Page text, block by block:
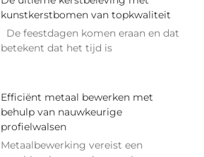
kunstkerstbomen van topkwaliteit
De feestdagen komen eraan en dat
betekent dat het tijd is
Efficiënt metaal bewerken met
behulp van nauwkeurige
profielwalsen
Metaalbewerking vereist een